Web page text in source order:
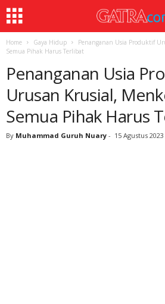
Home Gaya Hidup
Penanganan Usia Produktif
Semua Pihak Harus Terlibat
Penanganan Usia
Urusan Krusial,
Semua Pihak Harus
By Muhammad Guruh Nuary - 15 Agustus 2023